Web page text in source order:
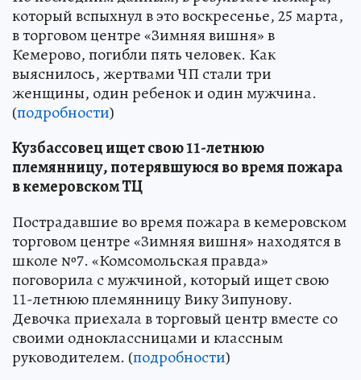
который вспыхнул в это воскресенье, 25 марта,
в торговом центре «Зимняя вишня» в
Кемерово, погибли пять человек. Как
выяснилось, жертвами ЧП стали три
женщины, один ребенок и один мужчина.
(подробности)
Кузбассовец ищет свою 11-летнюю
племянницу, потерявшуюся во время пожара
в кемеровском ТЦ
Пострадавшие во время пожара в кемеровском
торговом центре «Зимняя вишня» находятся в
школе №7. «Комсомольская правда»
поговорила с мужчиной, который ищет свою
11-летнюю племянницу Вику Зипунову.
Девочка приехала в торговый центр вместе со
своими одноклассницами и классным
руководителем. (подробности)